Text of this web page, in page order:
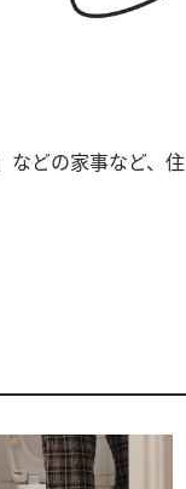
などの家事など、住